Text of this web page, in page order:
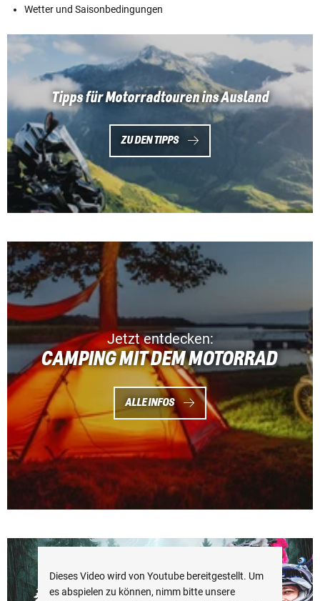
Wetter und Saisonbedingungen
Tipps für Motorradtouren ins Ausland
ZU DEN TIPPS
Jetzt entdecken:
CAMPING MIT DEM MOTORRAD
ALLE INFOS
Dieses Video wird von Youtube bereitgestellt. Um
es abspielen zu können, nimm bitte unsere